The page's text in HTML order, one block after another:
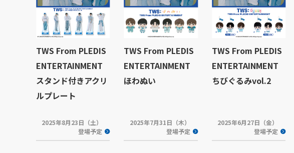
TWS From PLEDIS
ENTERTAINMENT
スタンド付きアクリ
ルプレート
2025年8月23日（土）
登場予定
TWS From PLEDIS
ENTERTAINMENT
ほわぬい
2025年7月31日（木）
登場予定
TWS From PLEDIS
ENTERTAINMENT
ちびぐるみvol.2
2025年6月27日（金）
登場予定